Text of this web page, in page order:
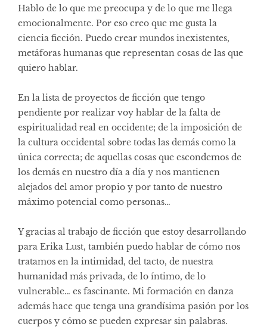
Hablo de lo que me preocupa y de lo que me llega
emocionalmente. Por eso creo que me gusta la
ciencia ficción. Puedo crear mundos inexistentes,
metáforas humanas que representan cosas de las que
quiero hablar.
En la lista de proyectos de ficción que tengo
pendiente por realizar voy hablar de la falta de
espiritualidad real en occidente; de la imposición de
la cultura occidental sobre todas las demás como la
única correcta; de aquellas cosas que escondemos de
los demás en nuestro día a día y nos mantienen
alejados del amor propio y por tanto de nuestro
máximo potencial como personas…
Y gracias al trabajo de ficción que estoy desarrollando
para Erika Lust, también puedo hablar de cómo nos
tratamos en la intimidad, del tacto, de nuestra
humanidad más privada, de lo íntimo, de lo
vulnerable… es fascinante. Mi formación en danza
además hace que tenga una grandísima pasión por los
cuerpos y cómo se pueden expresar sin palabras.